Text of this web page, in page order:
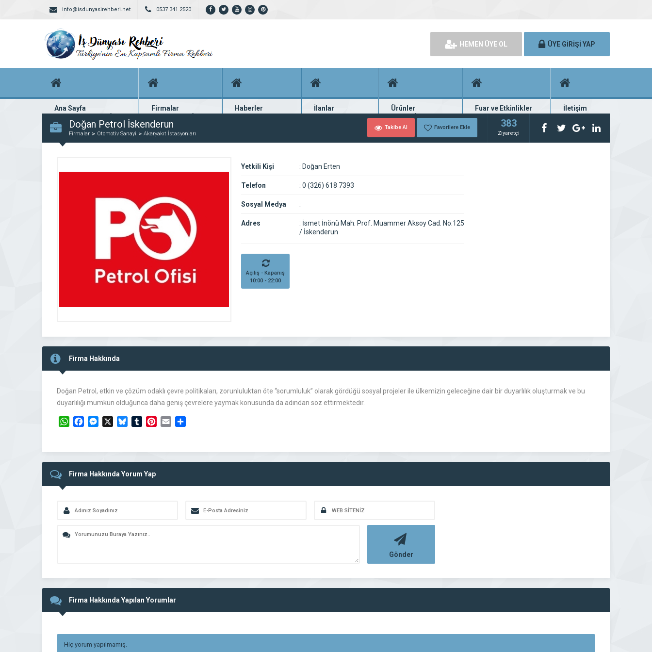
info@isdunyasirehberi.net 0537 341 2520
HEMEN ÜYE OL ÜYE GİRİŞİ YAP
Ana Sayfa
Firma rehberi ana sayfanız
Firmalar
Yüzlerce kayıtlı firma
Haberler
En güncel haberler
İlanlar
Güncel seri ilanlar
Ürünler
Binlerce firma ürünü
Fuar ve Etkinlikler
Fuar ve etkinlik planları
İletişim
Bize ulaşın
Doğan Petrol İskenderun
Firmalar Otomotiv Sanayi Akaryakıt İstasyonları
Takibe Al Favorilere Ekle 383
Ziyaretçi
Yetkili Kişi : Doğan Erten
Telefon : 0 (326) 618 7393
Sosyal Medya :
Adres : İsmet İnönü Mah. Prof. Muammer Aksoy Cad. No:125
/ İskenderun
Açılış - Kapanış
10:00 - 22:00
Firma Hakkında
Doğan Petrol, etkin ve çözüm odaklı çevre politikaları, zorunluluktan öte “sorumluluk” olarak gördüğü sosyal projeler ile ülkemizin geleceğine dair bir duyarlılık oluşturmak ve bu
duyarlılığı mümkün olduğunca daha geniş çevrelere yaymak konusunda da adından söz ettirmektedir.
WhatsAppFacebookMessengerBlueskyTumblrPinterest
Email
Firma Hakkında Yorum Yap
Gönder
Firma Hakkında Yapılan Yorumlar
Hiç yorum yapılmamış.